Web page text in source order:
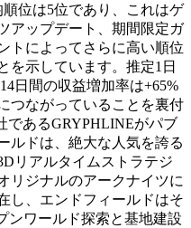
位は5位であり、これはゲ
アップデート、期間限定ガ
トによってさらに高い順位
を示しています。推定1日
日間の収益増加率は+65%
つながっていることを裏付
であるGRYPHLINEがパブ
ルドは、絶大な人気を誇る
リアルタイムストラテジ
リジナルのアークナイツに
し、エンドフィールドはそ
ンワールド探索と基地建設